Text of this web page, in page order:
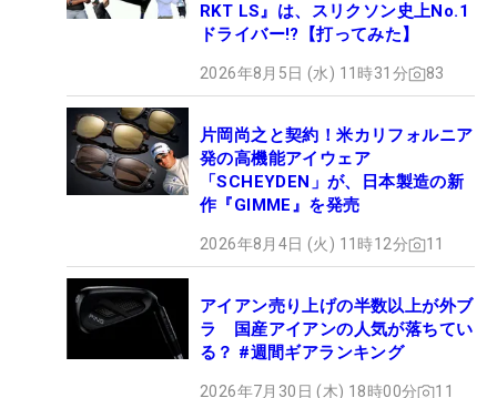
RKT LS』は、スリクソン史上No.1
ドライバー!?【打ってみた】
2026年8月5日 (水) 11時31分 83
片岡尚之と契約！米カリフォルニア
発の高機能アイウェア
「SCHEYDEN」が、日本製造の新
作『GIMME』を発売
2026年8月4日 (火) 11時12分 11
アイアン売り上げの半数以上が外ブ
ラ 国産アイアンの人気が落ちてい
る？ #週間ギアランキング
2026年7月30日 (木) 18時00分 11